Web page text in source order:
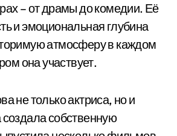
– от драмы до комедии. Её
и эмоциональная глубина
атмосферу в каждом
она участвует.
не только актриса, но и
собственную